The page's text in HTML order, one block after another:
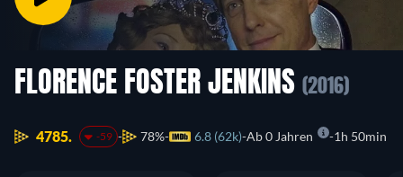
FLORENCE FOSTER JENKINS (2016)
4785. -59 78% 6.8 (62k) Ab 0 Jahren 1h 50min